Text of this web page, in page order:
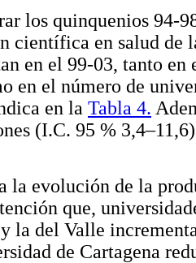
los quinquenios 94-
científica en salud de
en el 99-03, tanto en
en el número de
en la Tabla 4.
(I.C. 95 %
la evolución de la
que,
la del Valle
de Cartagena